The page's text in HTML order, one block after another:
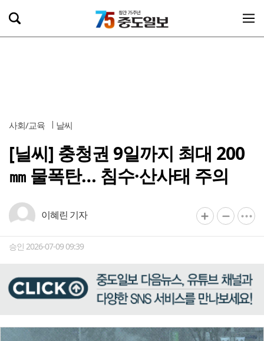
사회/교육 날씨
[닐씨] 충청권 9일까지 최대 200
㎜ 물폭탄… 침수·산사태 주의
이혜린 기자
승인 2026-07-09 09:39